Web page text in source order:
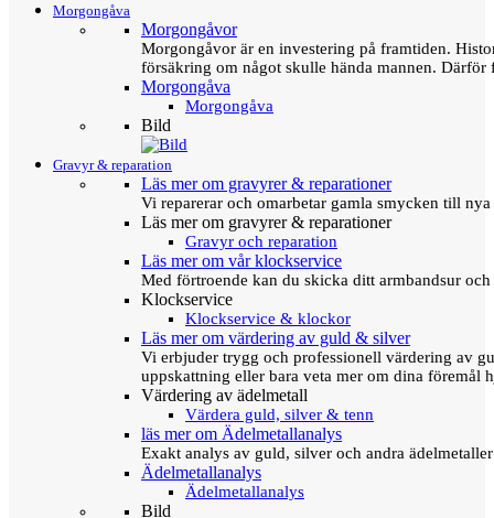
Morgongåva
Morgongåvor
Morgongåvor är en investering på framtiden.
försäkring om något skulle hända mannen.
Morgongåva
Morgongåva
Bild
Gravyr & reparation
Läs mer om gravyrer & reparationer
Vi reparerar och omarbetar gamla smycken till
Läs mer om gravyrer & reparationer
Gravyr och reparation
Läs mer om vår klockservice
Med förtroende kan du skicka ditt armbandsur
Klockservice
Klockservice & klockor
Läs mer om värdering av guld & silver
Vi erbjuder trygg och professionell värdering av
uppskattning eller bara veta mer om dina föremål
Värdering av ädelmetall
Värdera guld, silver & tenn
läs mer om Ädelmetallanalys
Exakt analys av guld, silver och andra
Ädelmetallanalys
Ädelmetallanalys
Bild